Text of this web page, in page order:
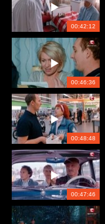
00:42:12
00:46:36
00:48:48
00:47:46